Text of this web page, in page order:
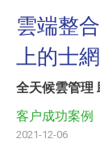
雲端整
上的士
全天候雲管理
客户成功案例
2021-12-06